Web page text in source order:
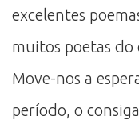
excelentes
muitos poetas do
Move-nos a
período, o